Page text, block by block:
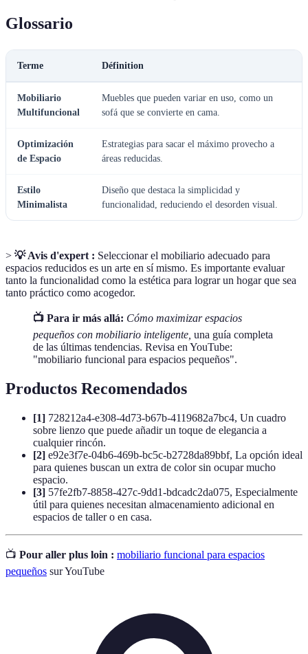
Glossario
Terme Définition
Mobiliario
Multifuncional
Muebles que pueden variar en uso, como un
sofá que se convierte en cama.
Optimización
de Espacio
Estrategias para sacar el máximo provecho a
áreas reducidas.
Estilo
Minimalista
Diseño que destaca la simplicidad y
funcionalidad, reduciendo el desorden visual.
> 💡 Avis d'expert : Seleccionar el mobiliario adecuado para
espacios reducidos es un arte en sí mismo. Es importante evaluar
tanto la funcionalidad como la estética para lograr un hogar que sea
tanto práctico como acogedor.
📺 Para ir más allá: Cómo maximizar espacios
pequeños con mobiliario inteligente, una guía completa
de las últimas tendencias. Revisa en YouTube:
"mobiliario funcional para espacios pequeños".
Productos Recomendados
[1] 728212a4-e308-4d73-b67b-4119682a7bc4, Un cuadro
sobre lienzo que puede añadir un toque de elegancia a
cualquier rincón.
[2] e92e3f7e-04b6-469b-bc5c-b2728da89bbf, La opción ideal
para quienes buscan un extra de color sin ocupar mucho
espacio.
[3] 57fe2fb7-8858-427c-9dd1-bdcadc2da075, Especialmente
útil para quienes necesitan almacenamiento adicional en
espacios de taller o en casa.
📺 Pour aller plus loin : mobiliario funcional para espacios
pequeños sur YouTube